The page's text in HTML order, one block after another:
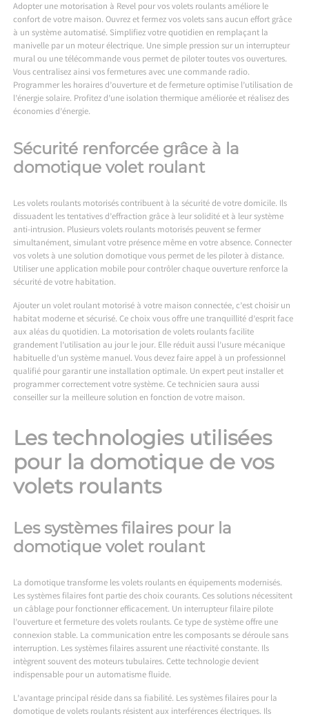
Adopter une motorisation à Revel pour vos volets roulants améliore le
confort de votre maison. Ouvrez et fermez vos volets sans aucun effort grâce
à un système automatisé. Simplifiez votre quotidien en remplaçant la
manivelle par un moteur électrique. Une simple pression sur un interrupteur
mural ou une télécommande vous permet de piloter toutes vos ouvertures.
Vous centralisez ainsi vos fermetures avec une commande radio.
Programmer les horaires d’ouverture et de fermeture optimise l’utilisation de
l’énergie solaire. Profitez d’une isolation thermique améliorée et réalisez des
économies d’énergie.
Sécurité renforcée grâce à la
domotique volet roulant
Les volets roulants motorisés contribuent à la sécurité de votre domicile. Ils
dissuadent les tentatives d’effraction grâce à leur solidité et à leur système
anti-intrusion. Plusieurs volets roulants motorisés peuvent se fermer
simultanément, simulant votre présence même en votre absence. Connecter
vos volets à une solution domotique vous permet de les piloter à distance.
Utiliser une application mobile pour contrôler chaque ouverture renforce la
sécurité de votre habitation.
Ajouter un volet roulant motorisé à votre maison connectée, c’est choisir un
habitat moderne et sécurisé. Ce choix vous offre une tranquillité d’esprit face
aux aléas du quotidien. La motorisation de volets roulants facilite
grandement l’utilisation au jour le jour. Elle réduit aussi l’usure mécanique
habituelle d’un système manuel. Vous devez faire appel à un professionnel
qualifié pour garantir une installation optimale. Un expert peut installer et
programmer correctement votre système. Ce technicien saura aussi
conseiller sur la meilleure solution en fonction de votre maison.
Les technologies utilisées
pour la domotique de vos
volets roulants
Les systèmes filaires pour la
domotique volet roulant
La domotique transforme les volets roulants en équipements modernisés.
Les systèmes filaires font partie des choix courants. Ces solutions nécessitent
un câblage pour fonctionner efficacement. Un interrupteur filaire pilote
l’ouverture et fermeture des volets roulants. Ce type de système offre une
connexion stable. La communication entre les composants se déroule sans
interruption. Les systèmes filaires assurent une réactivité constante. Ils
intègrent souvent des moteurs tubulaires. Cette technologie devient
indispensable pour un automatisme fluide.
L’avantage principal réside dans sa fiabilité. Les systèmes filaires pour la
domotique de volets roulants résistent aux interférences électriques. Ils